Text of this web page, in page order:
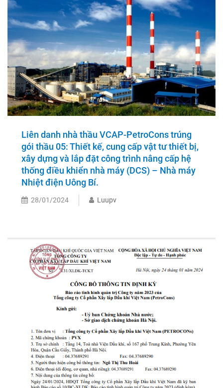
Liên danh nhà thầu VCAP-PetroCons trúng
gói thầu 05: Thiết kế, cung cấp vật tư thiết bị,
xây dựng và lắp đặt công trình nâng cấp hệ
thống điều khiển nhà máy (DCS) – Nhà máy
Nhiệt điện Uông Bí.
28/01/2024 Luupv